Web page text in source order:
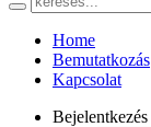
Home
Bemutatkozás
Kapcsolat
Bejelentkezés